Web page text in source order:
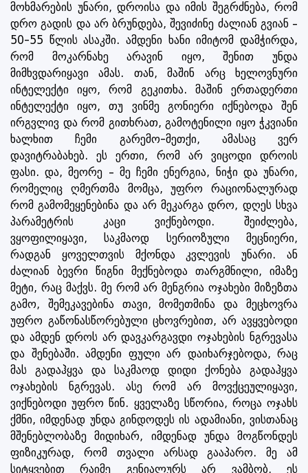
მოხმარების უნარი, დროისა და იმის შეგრძნება, რომ
დრო გადის და არ ბრუნდება, შევიძინე ძალიან გვიან –
50-55 წლის ასაკში. ამდენი ხანი იმიტომ დამჭირდა,
რომ მოკარნახე არავინ იყო, შენით უნდა
მიმხვდარიყავი ამას. თან, მაშინ არც ხელოვნური
ინტელექტი იყო, რომ გეკითხა. მაშინ ერთადერთი
ინტელექტი იყო, თუ ვინმე გონიერი იქნებოდა შენ
ირგვლივ და რომ გითხრათ, გამოტენილი იყო ჭკვიანი
ხალხით ჩემი გარემო-მეთქი, ამასაც ვერ
დავიტრაბახებ. ეს ერთი, რომ არ ვიცოდი დროის
ფასი. და, მეორე – მე ჩემი ენერგია, ნიჭი და უნარი,
რომელიც ღმერთმა მომცა, უფრო რაციონალურად
რომ გამომეყენებინა და არ მეკარგა დრო, დღეს სხვა
პარამეტრის კაცი ვიქნებოდი. შეიძლება,
ვყოფილიყავი, საკმაოდ სერიოზული მეცნიერი,
რადგან ყოველთვის მქონდა კვლევის უნარი. ან
ძალიან ბევრი წიგნი მექნებოდა თარგმნილი, იმაზე
მეტი, რაც მაქვს. მე რომ არ მენგრია ოჯახები მიზეზთა
გამო, შემეკავებინა თავი, მომეთმინა და მეცხოვრა
უფრო გაწონასწორებული ცხოვრებით, არ ავყვებოდი
და ამდენ დროს არ დავკარგავდი ოჯახების ნგრევასა
და შენებაში. ამდენი ფული არ დაიხარჯებოდა, რაც
მას გადაჰყვა და საკმაოდ დიდი ქონება გადაჰყვა
ოჯახების ნგრევას. ასე რომ არ მოვქცეულიყავი,
ვიქნებოდი უფრო წინ. ყველაზე სწორია, როცა ოჯახს
ქმნი, იმდენად უნდა გინდოდეს ის ადამიანი, ვისთანაც
მშენებლობაზე მიდიხარ, იმდენად უნდა მოგწონდეს
ფიზიკურად, რომ თვალი არსად გააპარო. მე ამ
სიტყვებით რაიმე გენიალურს არ ვამბობ, ეს